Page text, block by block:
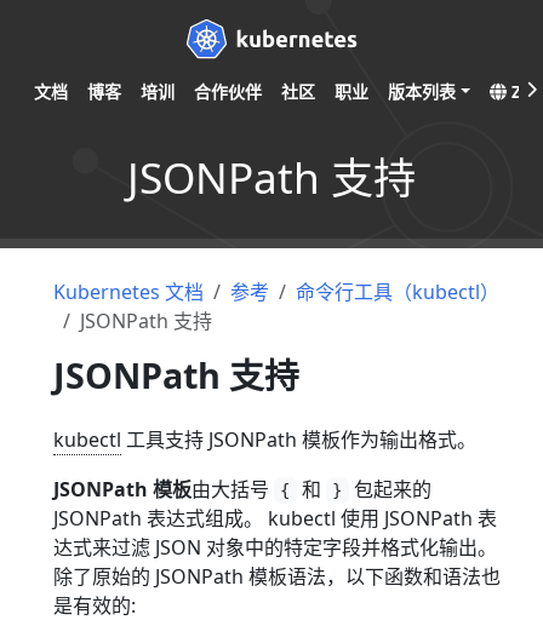
文档 博客 培训 合作伙伴 社区 职业 版本列表
JSONPath 支持
Kubernetes 文档 参考
命令行工具（kubectl）
JSONPath 支持
JSONPath 支持
kubectl 工具支持 JSONPath 模板作为输出格式。
JSONPath 模板由大括号 { 和 }
包起来的
JSONPath 表达式组成。 kubectl 使用 JSONPath 表
达式来过滤 JSON 对象中的特定字段并格式化输出。
除了原始的 JSONPath 模板语法，以下函数和语法也
是有效的: